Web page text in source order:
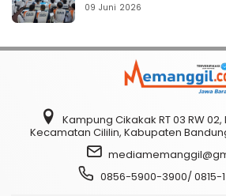
09 Juni 2026
Kampung Cikakak RT 03 RW
Kecamatan Cililin, Kabupaten
0856-5900-3900/ 0815-